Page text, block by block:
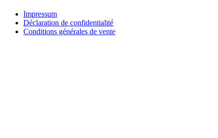
Impressum
Déclaration de confidentialité
Conditions générales de vente